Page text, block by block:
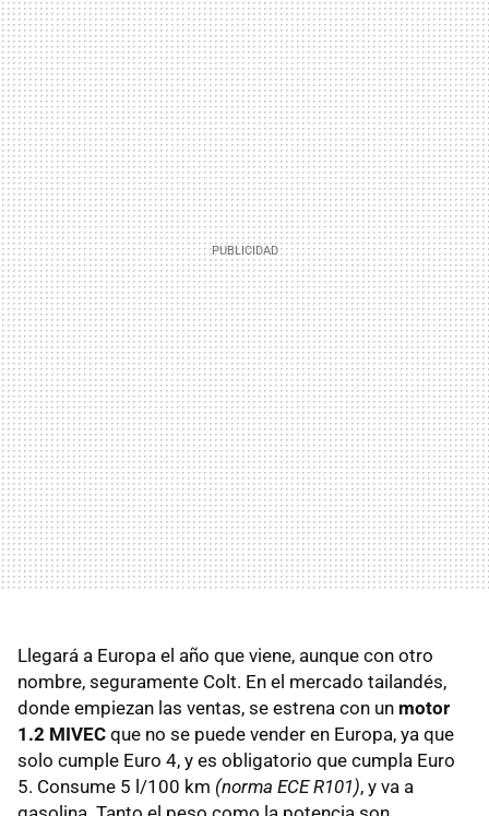
Llegará a Europa el año que viene, aunque con otro
nombre, seguramente Colt. En el mercado tailandés,
donde empiezan las ventas, se estrena con un motor
1.2 MIVEC que no se puede vender en Europa, ya que
solo cumple Euro 4, y es obligatorio que cumpla Euro
5. Consume 5 l/100 km (norma ECER101), y va a